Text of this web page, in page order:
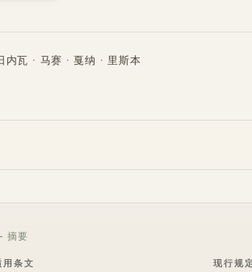
内瓦 · 马赛 · 戛纳 · 里斯本
摘要
用条文 现行规